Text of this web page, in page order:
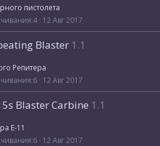
пистолета
4 12 Авг 2017
Blaster 1.1
Репитера
6 12 Авг 2017
Blaster Carbine 1.1
E-11
6 12 Авг 2017